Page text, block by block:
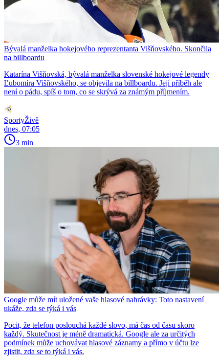
Bývalá manželka hokejového reprezentanta Višňovského. Skončila
na billboardu
Katarína Višňovská, bývalá manželka slovenské hokejové legendy
Ľubomíra Višňovského, se objevila na billboardu. Její příběh ale
není o pádu, spíš o tom, co se skrývá za známým příjmením.
SportyŽivě
dnes, 07:05
3 min
Google může mít uložené vaše hlasové nahrávky: Toto nastavení
ukáže, zda se týká i vás
Pocit, že telefon poslouchá každé slovo, má čas od času skoro
každý. Skutečnost je méně dramatická. Google ale za určitých
podmínek může uchovávat hlasové záznamy a přímo v účtu lze
zjistit, zda se to týká i vás.